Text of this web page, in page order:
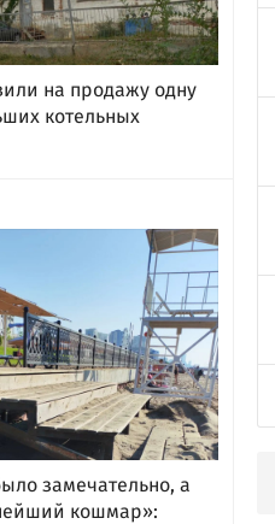
на продажу одну
котельных
замечательно, а
кошмар»: